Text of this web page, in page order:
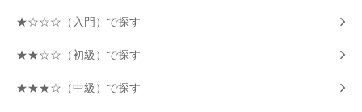
★☆☆☆（入門）で探す
★★☆☆（初級）で探す
★★★☆（中級）で探す